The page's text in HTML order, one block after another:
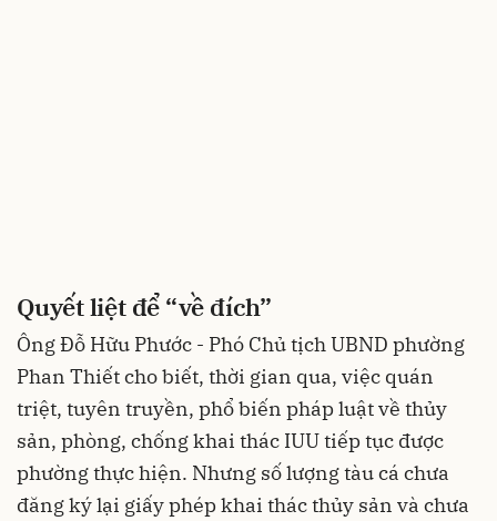
Quyết liệt để “về đích”
Ông Đỗ Hữu Phước - Phó Chủ tịch UBND phường
Phan Thiết cho biết, thời gian qua, việc quán
triệt, tuyên truyền, phổ biến pháp luật về thủy
sản, phòng, chống khai thác IUU tiếp tục được
phường thực hiện. Nhưng số lượng tàu cá chưa
đăng ký lại giấy phép khai thác thủy sản và chưa